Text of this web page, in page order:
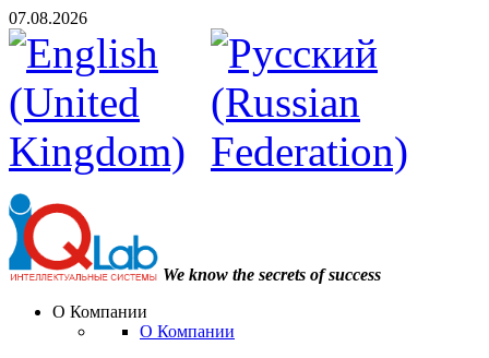
07.08.2026
We know the secrets of success
О Компании
О Компании